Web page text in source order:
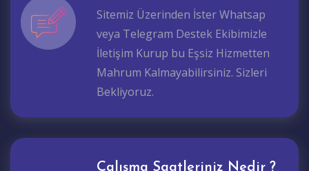
Sitemiz Üzerinden İster Whatsap
veya Telegram Destek Ekibimizle
İletişim Kurup bu Eşsiz Hizmetten
Mahrum Kalmayabilirsiniz. Sizleri
Bekliyoruz.
Çalışma Saatleriniz Nedir ?